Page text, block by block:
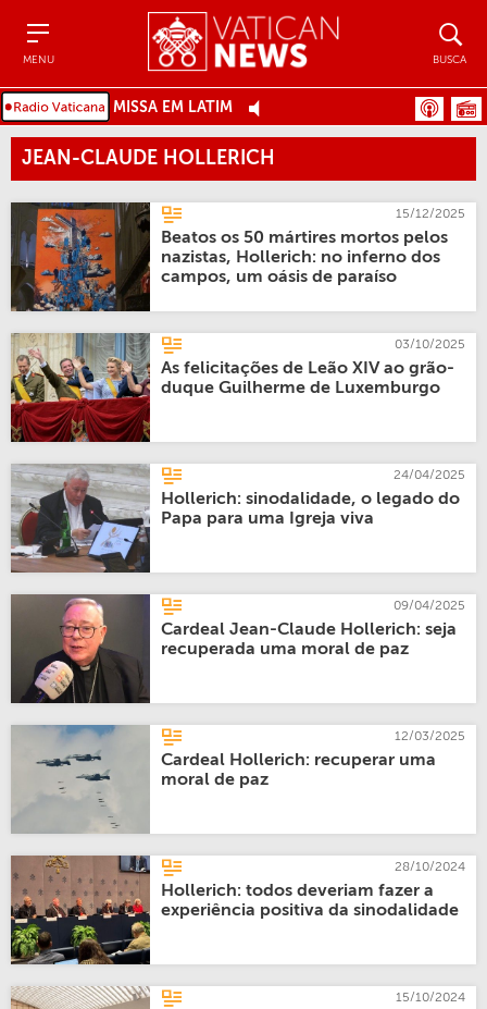
MENU BUSCA
MISSA EM LATIM
JEAN-CLAUDE HOLLERICH
15/12/2025
Beatos os 50 mártires mortos pelos
nazistas, Hollerich: no inferno dos
campos, um oásis de paraíso
03/10/2025
As felicitações de Leão XIV ao grão-
duque Guilherme de Luxemburgo
24/04/2025
Hollerich: sinodalidade, o legado do
Papa para uma Igreja viva
09/04/2025
Cardeal Jean-Claude Hollerich: seja
recuperada uma moral de paz
12/03/2025
Cardeal Hollerich: recuperar uma
moral de paz
28/10/2024
Hollerich: todos deveriam fazer a
experiência positiva da sinodalidade
15/10/2024